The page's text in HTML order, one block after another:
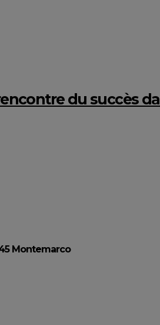
du succès
Montemarco